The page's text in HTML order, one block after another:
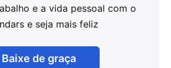
e a vida pessoal com o
e seja mais feliz
Baixe de graça